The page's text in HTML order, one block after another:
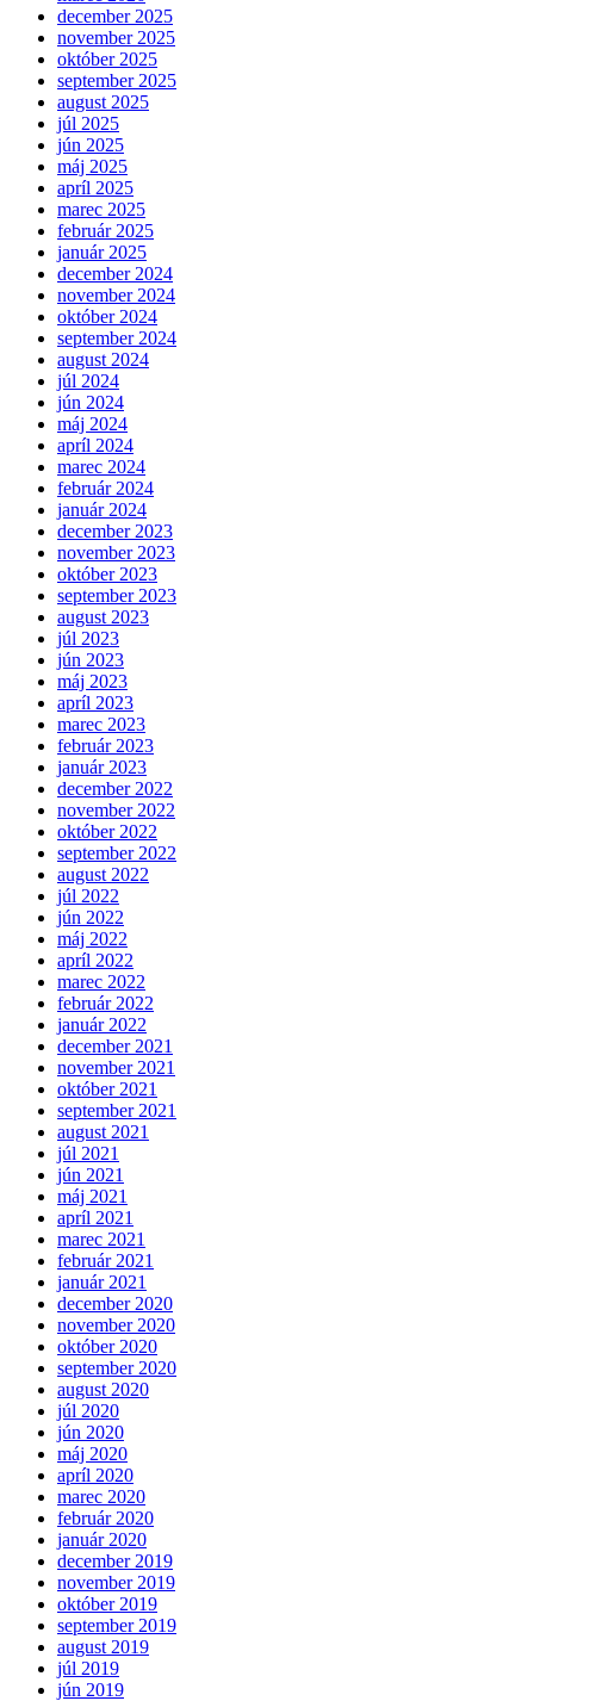
december 2025
november 2025
október 2025
september 2025
august 2025
júl 2025
jún 2025
máj 2025
apríl 2025
marec 2025
február 2025
január 2025
december 2024
november 2024
október 2024
september 2024
august 2024
júl 2024
jún 2024
máj 2024
apríl 2024
marec 2024
február 2024
január 2024
december 2023
november 2023
október 2023
september 2023
august 2023
júl 2023
jún 2023
máj 2023
apríl 2023
marec 2023
február 2023
január 2023
december 2022
november 2022
október 2022
september 2022
august 2022
júl 2022
jún 2022
máj 2022
apríl 2022
marec 2022
február 2022
január 2022
december 2021
november 2021
október 2021
september 2021
august 2021
júl 2021
jún 2021
máj 2021
apríl 2021
marec 2021
február 2021
január 2021
december 2020
november 2020
október 2020
september 2020
august 2020
júl 2020
jún 2020
máj 2020
apríl 2020
marec 2020
február 2020
január 2020
december 2019
november 2019
október 2019
september 2019
august 2019
júl 2019
jún 2019